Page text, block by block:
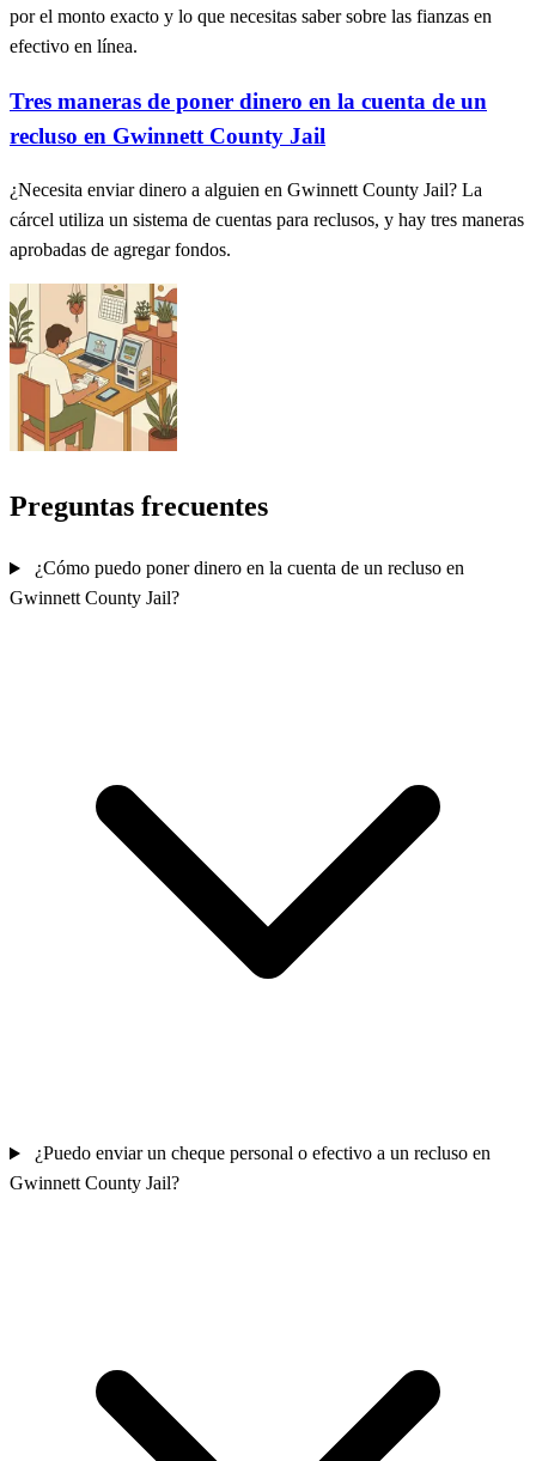
por el monto exacto y lo que necesitas saber sobre las fianzas en
efectivo en línea.
Tres maneras de poner dinero en la cuenta de un
recluso en Gwinnett County Jail
¿Necesita enviar dinero a alguien en Gwinnett County Jail? La
cárcel utiliza un sistema de cuentas para reclusos, y hay tres maneras
aprobadas de agregar fondos.
Preguntas frecuentes
¿Cómo puedo poner dinero en la cuenta de un recluso en
Gwinnett County Jail?
¿Puedo enviar un cheque personal o efectivo a un recluso en
Gwinnett County Jail?